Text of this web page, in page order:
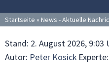
Startseite » News - Aktuelle
Stand: 2. August 2026, 9:03
Autor: Peter Kosick Experte: